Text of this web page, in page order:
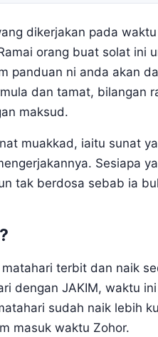
dikerjakan pada
orang buat solat ini
panduan ni anda akan
dan tamat, bilangan
maksud.
muakkad, iaitu sunat
Sesiapa
tak berdosa sebab ia
terbit dan naik
dengan JAKIM, waktu
sudah naik lebih
masuk waktu Zohor.